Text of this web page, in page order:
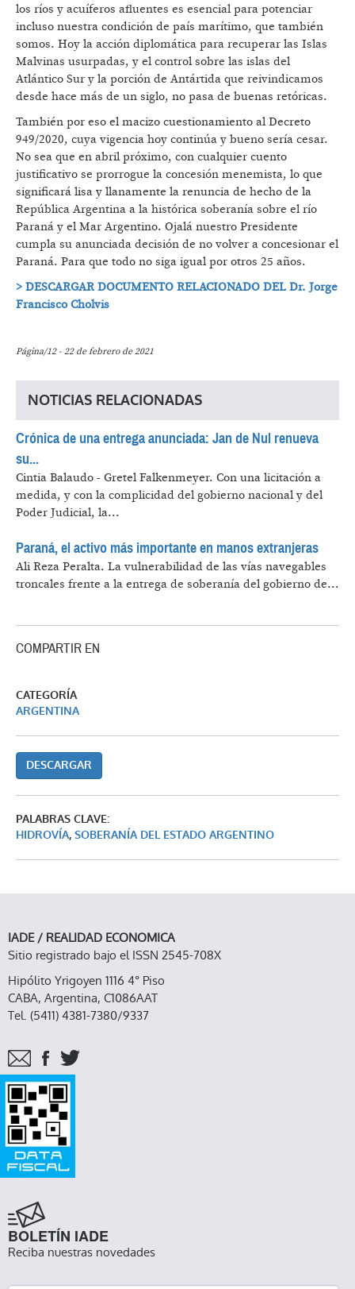
los ríos y acuíferos afluentes es esencial para potenciar
incluso nuestra condición de país marítimo, que también
somos. Hoy la acción diplomática para recuperar las Islas
Malvinas usurpadas, y el control sobre las islas del
Atlántico Sur y la porción de Antártida que reivindicamos
desde hace más de un siglo, no pasa de buenas retóricas.
También por eso el macizo cuestionamiento al Decreto
949/2020, cuya vigencia hoy continúa y bueno sería cesar.
No sea que en abril próximo, con cualquier cuento
justificativo se prorrogue la concesión menemista, lo que
significará lisa y llanamente la renuncia de hecho de la
República Argentina a la histórica soberanía sobre el río
Paraná y el Mar Argentino. Ojalá nuestro Presidente
cumpla su anunciada decisión de no volver a concesionar el
Paraná. Para que todo no siga igual por otros 25 años.
> DESCARGAR DOCUMENTO RELACIONADO DEL Dr. Jorge
Francisco Cholvis
Página/12 - 22 de febrero de 2021
NOTICIAS RELACIONADAS
Crónica de una entrega anunciada: Jan de Nul renueva
su...
Cintia Balaudo - Gretel Falkenmeyer. Con una licitación a
medida, y con la complicidad del gobierno nacional y del
Poder Judicial, la...
Paraná, el activo más importante en manos extranjeras
Ali Reza Peralta. La vulnerabilidad de las vías navegables
troncales frente a la entrega de soberanía del gobierno de...
COMPARTIR EN
CATEGORÍA
ARGENTINA
DESCARGAR
PALABRAS CLAVE:
HIDROVÍA, SOBERANÍA DEL ESTADO ARGENTINO
IADE / REALIDAD ECONOMICA
Sitio registrado bajo el ISSN 2545-708X
Hipólito Yrigoyen 1116 4° Piso
CABA, Argentina, C1086AAT
Tel. (5411) 4381-7380/9337
BOLETÍN IADE
Reciba nuestras novedades